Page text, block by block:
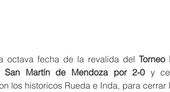
octava fecha de la revalida del
San Martín de Mendoza por 2-0 y
los historicos Rueda e Inda, para cerrar